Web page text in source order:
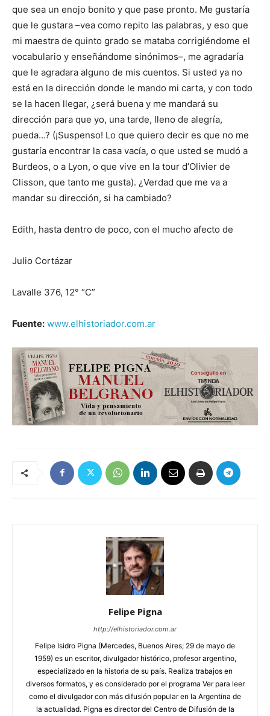
que sea un enojo bonito y que pase pronto. Me gustaría
que le gustara –vea como repito las palabras, y eso que
mi maestra de quinto grado se mataba corrigiéndome el
vocabulario y enseñándome sinónimos–, me agradaría
que le agradara alguno de mis cuentos. Si usted ya no
está en la dirección donde le mando mi carta, y con todo
se la hacen llegar, ¿será buena y me mandará su
dirección para que yo, una tarde, lleno de alegría,
pueda…? (¡Suspenso! Lo que quiero decir es que no me
gustaría encontrar la casa vacía, o que usted se mudó a
Burdeos, o a Lyon, o que vive en la tour d’Olivier de
Clisson, que tanto me gusta). ¿Verdad que me va a
mandar su dirección, si ha cambiado?
Edith, hasta dentro de poco, con el mucho afecto de
Julio Cortázar
Lavalle 376, 12° “C”
Fuente: www.elhistoriador.com.ar
Felipe Pigna
http://elhistoriador.com.ar
Felipe Isidro Pigna (Mercedes, Buenos Aires; 29 de mayo de
1959) es un escritor, divulgador histórico, profesor argentino,
especializado en la historia de su país. Realiza trabajos en
diversos formatos, y es considerado por el programa Ver para leer
como el divulgador con más difusión popular en la Argentina de
la actualidad. Pigna es director del Centro de Difusión de la